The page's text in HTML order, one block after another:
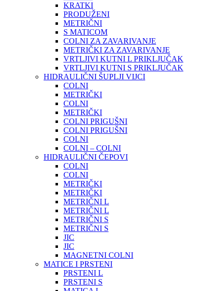
KRATKI
PRODUŽENI
METRIČNI
S MATICOM
COLNI ZA ZAVARIVANJE
METRIČKI ZA ZAVARIVANJE
VRTLJIVI KUTNI L PRIKLJUČAK
VRTLJIVI KUTNI S PRIKLJUČAK
HIDRAULIČNI ŠUPLJI VIJCI
COLNI
METRIČKI
COLNI
METRIČKI
COLNI PRIGUŠNI
COLNI PRIGUŠNI
COLNI
COLNI – COLNI
HIDRAULIČNI ČEPOVI
COLNI
COLNI
METRIČKI
METRIČKI
METRIČNI L
METRIČNI L
METRIČNI S
METRIČNI S
JIC
JIC
MAGNETNI COLNI
MATICE I PRSTENI
PRSTENI L
PRSTENI S